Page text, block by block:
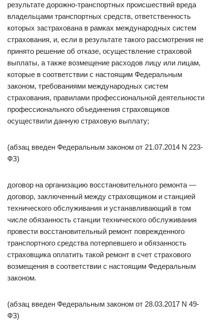
результате дорожно-транспортных происшествий вреда
владельцами транспортных средств, ответственность
которых застрахована в рамках международных систем
страхования, и, если в результате такого рассмотрения не
принято решение об отказе, осуществление страховой
выплаты, а также возмещение расходов лицу или лицам,
которые в соответствии с настоящим Федеральным
законом, требованиями международных систем
страхования, правилами профессиональной деятельности
профессионального объединения страховщиков
осуществили данную страховую выплату;
(абзац введен Федеральным законом от 21.07.2014 N 223-
ФЗ)
договор на организацию восстановительного ремонта —
договор, заключенный между страховщиком и станцией
технического обслуживания и устанавливающий в том
числе обязанность станции технического обслуживания
провести восстановительный ремонт поврежденного
транспортного средства потерпевшего и обязанность
страховщика оплатить такой ремонт в счет страхового
возмещения в соответствии с настоящим Федеральным
законом.
(абзац введен Федеральным законом от 28.03.2017 N 49-
ФЗ)